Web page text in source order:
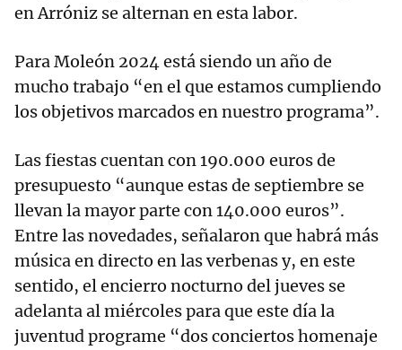
en Arróniz se alternan en esta labor.
Para Moleón 2024 está siendo un año de
mucho trabajo “en el que estamos cumpliendo
los objetivos marcados en nuestro programa”.
Las fiestas cuentan con 190.000 euros de
presupuesto “aunque estas de septiembre se
llevan la mayor parte con 140.000 euros”.
Entre las novedades, señalaron que habrá más
música en directo en las verbenas y, en este
sentido, el encierro nocturno del jueves se
adelanta al miércoles para que este día la
juventud programe “dos conciertos homenaje